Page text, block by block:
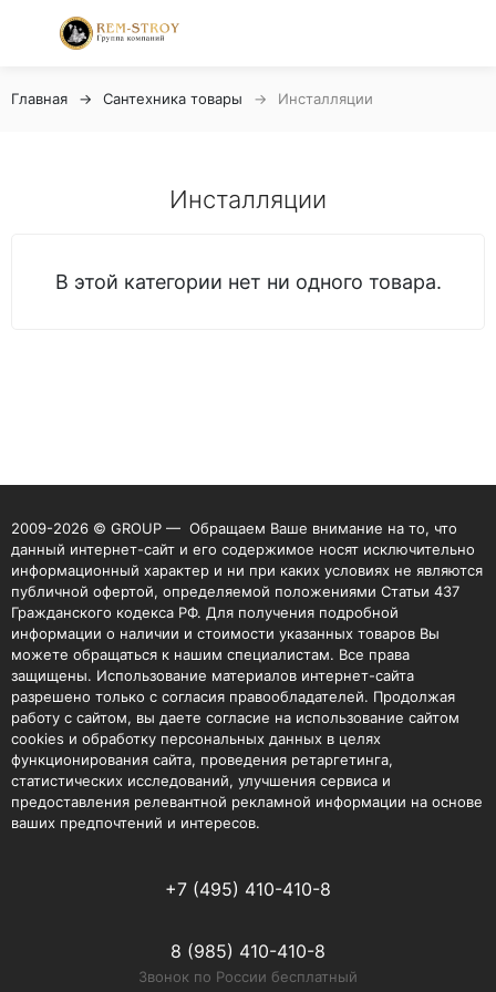
Главная Сантехника товары Инсталляции
Инсталляции
В этой категории нет ни одного товара.
2009-2026 © GROUP — Обращаем Ваше внимание на то, что
данный интернет-сайт и его содержимое носят исключительно
информационный характер и ни при каких условиях не являются
публичной офертой, определяемой положениями Статьи 437
Гражданского кодекса РФ. Для получения подробной
информации о наличии и стоимости указанных товаров Вы
можете обращаться к нашим специалистам. Все права
защищены. Использование материалов интернет-сайта
разрешено только с согласия правообладателей. Продолжая
работу с сайтом, вы даете согласие на использование сайтом
cookies и обработку персональных данных в целях
функционирования сайта, проведения ретаргетинга,
статистических исследований, улучшения сервиса и
предоставления релевантной рекламной информации на основе
ваших предпочтений и интересов.
+7 (495) 410-410-8
8 (985) 410-410-8
Звонок по России бесплатный